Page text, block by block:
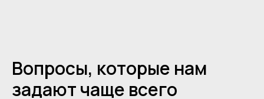
Вопросы, которые нам
задают чаще всего